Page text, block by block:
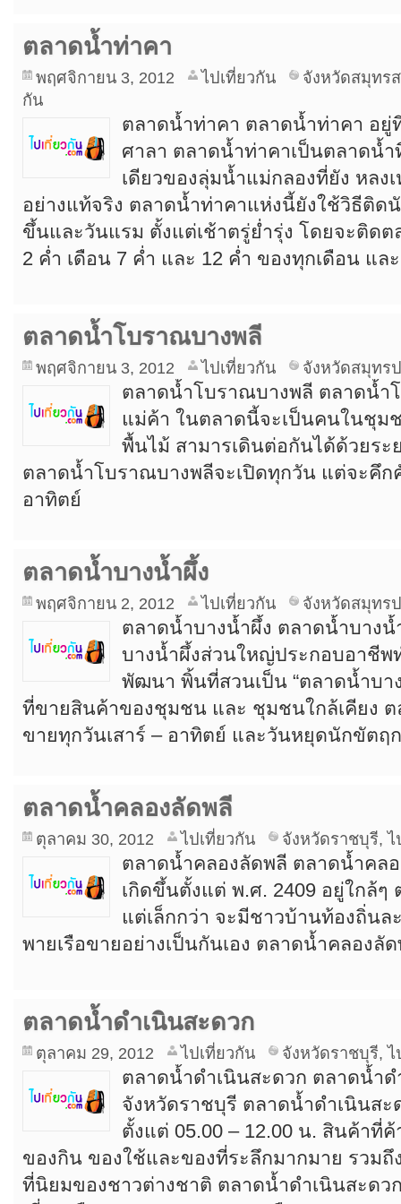
ตลาดน้ำท่าคา
พฤศจิกายน 3, 2012 ไปเที่ยวกัน
จังหวัดสมุทร
กัน
ตลาดน้ำท่าคา ตลาดน้ำท่าคา อยู่
ศาลา ตลาดน้ำท่าคาเป็นตลาดน้ำ
เดียวของลุ่มน้ำแม่กลองที่ยัง หลง
อย่างแท้จริง ตลาดน้ำท่าคาแห่งนี้ยังใช้วิธีติ
ขึ้นและวันแรม ตั้งแต่เช้าตรู่ย่ำรุ่ง โดยจะติด
2 ค่ำ เดือน 7 ค่ำ และ 12 ค่ำ ของทุกเดือน แล
ตลาดน้ำโบราณบางพลี
พฤศจิกายน 3, 2012 ไปเที่ยวกัน จังหวัดสมุทร
ตลาดน้ำโบราณบางพลี ตลาดน้ำ
แม่ค้า ในตลาดนี้จะเป็นคนในชุม
พื้นไม้ สามารเดินต่อกันได้ด้วยระ
ตลาดน้ำโบราณบางพลีจะเปิดทุกวัน แต่จะคึก
อาทิตย์
ตลาดน้ำบางน้ำผึ้ง
พฤศจิกายน 2, 2012 ไปเที่ยวกัน จังหวัดสมุทร
ตลาดน้ำบางน้ำผึ้ง ตลาดน้ำบาง
บางน้ำผึ้งส่วนใหญ่ประกอบอาชีพ
พัฒนา พิ้นที่สวนเป็น “ตลาดน้ำบา
ที่ขายสินค้าของชุมชน และ ชุมชนใกล้เคียง ต
ขายทุกวันเสาร์ – อาทิตย์ และวันหยุดนักขัตฤ
ตลาดน้ำคลองลัดพลี
ตุลาคม 30, 2012 ไปเที่ยวกัน จังหวัดราชบุรี,ไ
ตลาดน้ำคลองลัดพลี ตลาดน้ำคล
เกิดขึ้นตั้งแต่ พ.ศ. 2409 อยู่ใกล้ๆ
แต่เล็กกว่า จะมีชาวบ้านท้องถิ่น
พายเรือขายอย่างเป็นกันเอง ตลาดน้ำคลองลั
ตลาดน้ำดำเนินสะดวก
ตุลาคม 29, 2012 ไปเที่ยวกัน จังหวัดราชบุรี,ไ
ตลาดน้ำดำเนินสะดวก ตลาดน้ำด
จังหวัดราชบุรี ตลาดน้ำดำเนินสะ
ตั้งแต่ 05.00 – 12.00 น. สินค้าที่
ของกิน ของใช้และของที่ระลึกมากมาย รวม
ที่นิยมของชาวต่างชาติ ตลาดน้ำดำเนินสะดว